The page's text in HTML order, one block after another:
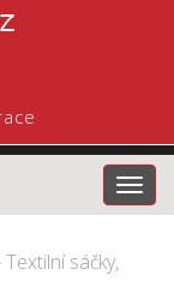
sáčky,